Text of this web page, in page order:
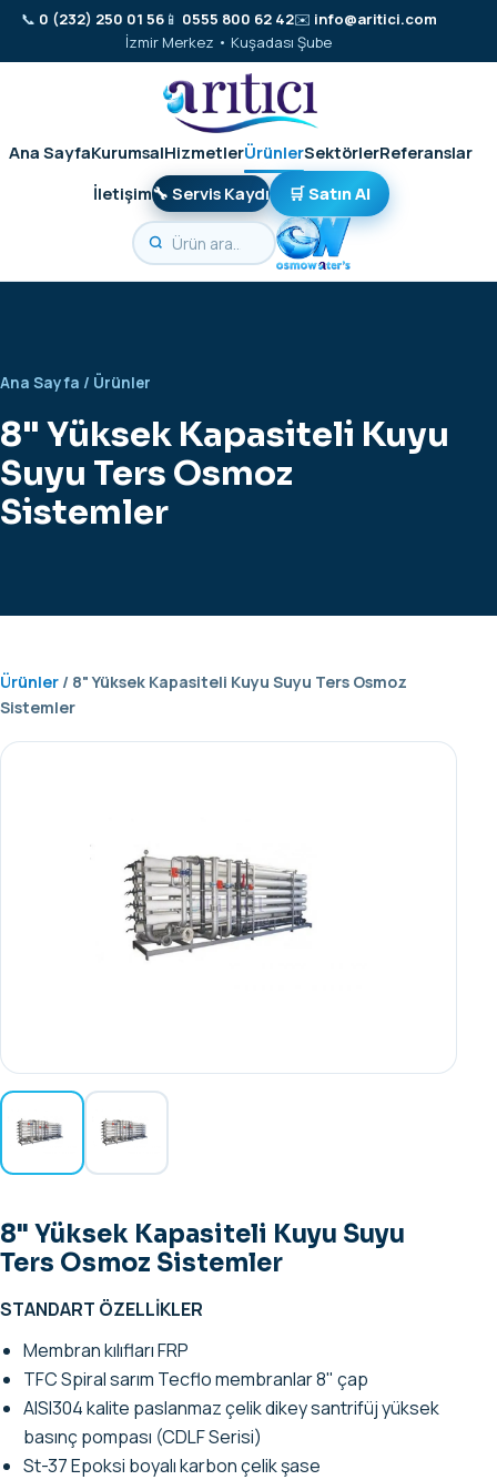
📞 0 (232) 250 01 56📱 0555 800 62 42✉️ info@aritici.com
İzmir Merkez • Kuşadası Şube
Ana SayfaKurumsalHizmetlerÜrünlerSektörlerReferanslar
İletişim🔧 Servis Kaydı 🛒 Satın Al
Ana Sayfa / Ürünler
8" Yüksek Kapasiteli Kuyu
Suyu Ters Osmoz
Sistemler
Ürünler / 8" Yüksek Kapasiteli Kuyu Suyu Ters Osmoz
Sistemler
8" Yüksek Kapasiteli Kuyu Suyu
Ters Osmoz Sistemler
STANDART ÖZELLİKLER
Membran kılıfları FRP
TFC Spiral sarım Tecflo membranlar 8" çap
AISI304 kalite paslanmaz çelik dikey santrifüj yüksek
basınç pompası (CDLF Serisi)
St-37 Epoksi boyalı karbon çelik şase